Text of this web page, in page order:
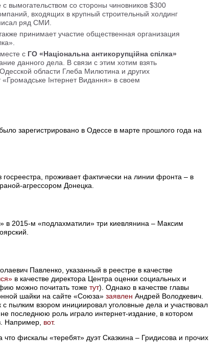
с вымогательством со стороны чиновников $300
входящих в крупный строительный холдинг
ряд СМИ.
принимает участие общественная организация
с ГО «Національна антикорупційна спілка»
данного дела. В связи с этим хотим взять
области Глеба Милютина и других
Інтернет Видання» в своем
зарегистрировано в Одессе в марте прошлого года на
проживает фактически на линии фронта – в
агрессором Донецка.
в 2015-м «подлахматили» три киевлянина – Максим
Павленко, указанный в реестре в качестве
в качестве директора Центра оценки социальных и
можно почитать тоже тут). Однако в качестве главы
шайки на сайте «Союза» заявлен Андрей Володкевич.
пылким взором инициировал уголовные дела и участвовал
последнюю роль играло интернет-издание, в котором
Например, вот.
фискалы «теребят» дуэт Сказкина – Гридисова и прочих